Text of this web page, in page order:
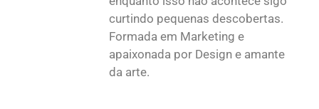
curtindo pequenas descobertas.
Formada em Marketing e
apaixonada por Design e amante
da arte.